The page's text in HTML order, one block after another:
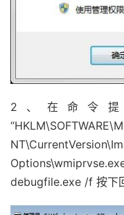
2、在命令提
debugfile.exe /f 按下